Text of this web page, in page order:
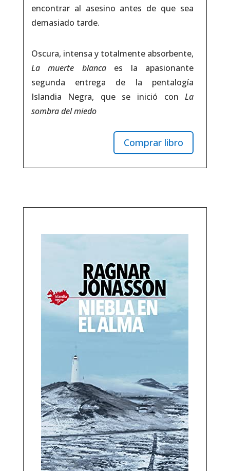
encontrar al asesino antes de que sea
demasiado tarde.
Oscura, intensa y totalmente absorbente,
La muerte blancaes la apasionante
segunda entrega de la pentalogía
Islandia Negra, que se inició conLa
sombra del miedo
Comprar libro